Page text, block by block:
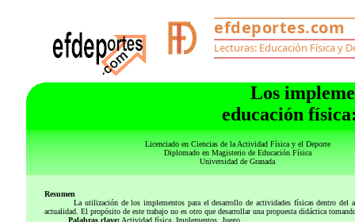
Los
educación
Licenciado en Ciencias de la Actividad Física y el Deporte
Diplomado en Magisterio de Educación Física
Universidad de Granada
Resumen
La utilización de los implementos para el desarrollo de actividades físicas dentro del
actualidad. El propósito de este trabajo no es otro que desarrollar una propuesta didáctica
Palabras clave:Actividad física. Implementos. Juego